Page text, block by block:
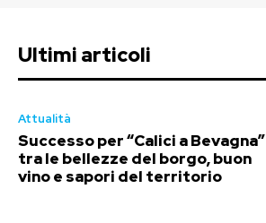
Ultimi articoli
Attualità
Successo per “Calici a Bevagna”
tra le bellezze del borgo, buon
vino e sapori del territorio